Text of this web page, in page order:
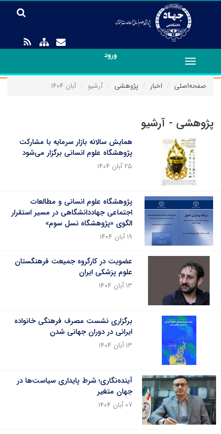
ورود
Toggle
navigation
صفحه‌اصلی
اخبار پژوهشی آرشیو آبان ۱۴۰۴
پژوهشی - آرشیو
همایش سالانه بازار سرمایه با مشارکت
پژوهشگاه علوم انسانی برگزار می‌شود
۲۵ آبان ۱۴۰۴
پژوهشگاه علوم انسانی و مطالعات
اجتماعی جهاددانشگاهی در مسیر استقرار
الگوی «پژوهشگاه نسل سوم»
۱۹ آبان ۱۴۰۴
عضویت در کارگروه جمیعت فرهنگستان
علوم پزشکی ایران
۱۳ آبان ۱۴۰۴
برگزاری نشست مصرف فرهنگی خانواده
ایرانی در دوران جهانی شدن
۱۳ آبان ۱۴۰۴
آینده‌نگاری؛ شرط پایداری سیاست‌ها در
جهان متغیر
۰۷ آبان ۱۴۰۴